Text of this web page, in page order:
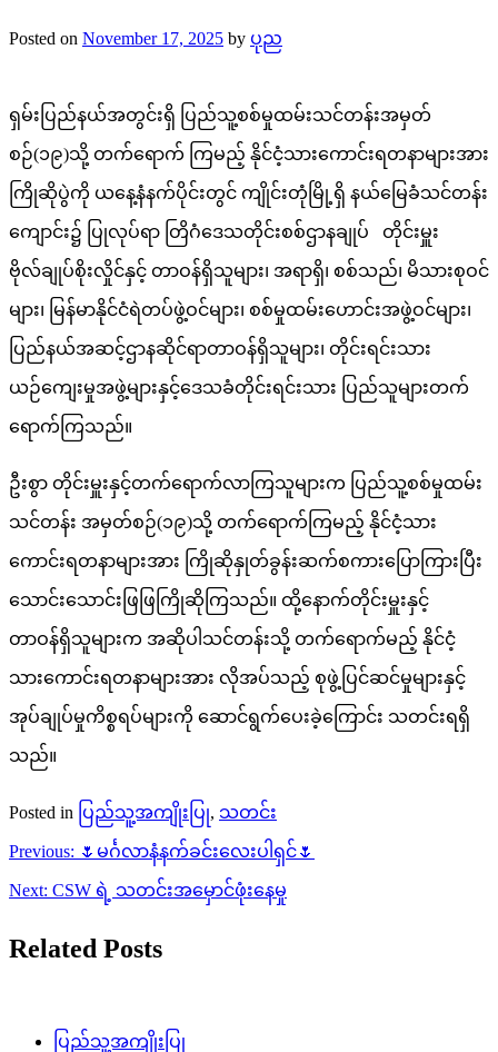
Posted on November 17, 2025 by ပုည
ရှမ်းပြည်နယ်အတွင်းရှိ ပြည်သူ့စစ်မှုထမ်းသင်တန်းအမှတ်
စဉ်(၁၉)သို့ တက်ရောက် ကြမည့် နိုင်ငံ့သားကောင်းရတနာများအား
ကြိုဆိုပွဲကို ယနေ့နံနက်ပိုင်းတွင် ကျိုင်းတုံမြို့ရှိ နယ်မြေခံသင်တန်း
ကျောင်း၌ ပြုလုပ်ရာ တြိဂံဒေသတိုင်းစစ်ဌာနချုပ် တိုင်းမှူး
ဗိုလ်ချုပ်စိုးလှိုင်နှင့် တာဝန်ရှိသူများ၊ အရာရှိ၊ စစ်သည်၊ မိသားစုဝင်
များ၊ မြန်မာနိုင်ငံရဲတပ်ဖွဲ့ဝင်များ၊ စစ်မှုထမ်းဟောင်းအဖွဲ့ဝင်များ၊
ပြည်နယ်အဆင့်ဌာနဆိုင်ရာတာဝန်ရှိသူများ၊ တိုင်းရင်းသား
ယဉ်ကျေးမှုအဖွဲ့များနှင့်ဒေသခံတိုင်းရင်းသား ပြည်သူများတက်
ရောက်ကြသည်။
ဦးစွာ တိုင်းမှူးနှင့်တက်ရောက်လာကြသူများက ပြည်သူ့စစ်မှုထမ်း
သင်တန်း အမှတ်စဉ်(၁၉)သို့ တက်ရောက်ကြမည့် နိုင်ငံ့သား
ကောင်းရတနာများအား ကြိုဆိုနှုတ်ခွန်းဆက်စကားပြောကြားပြီး
သောင်းသောင်းဖြဖြကြိုဆိုကြသည်။ ထို့နောက်တိုင်းမှူးနှင့်
တာဝန်ရှိသူများက အဆိုပါသင်တန်းသို့ တက်ရောက်မည့် နိုင်ငံ့
သားကောင်းရတနာများအား လိုအပ်သည့် စုဖွဲ့ပြင်ဆင်မှုများနှင့်
အုပ်ချုပ်မှုကိစ္စရပ်များကို ဆောင်ရွက်ပေးခဲ့ကြောင်း သတင်းရရှိ
သည်။
Posted in ပြည်သူ့အကျိုးပြု, သတင်း
Post
navigation
Previous: 🌷မင်္ဂလာနံနက်ခင်းလေးပါရှင်🌷
Next: CSW ရဲ့ သတင်းအမှောင်ဖုံးနေမှု
Related Posts
ပြည်သူ့အကျိုးပြု